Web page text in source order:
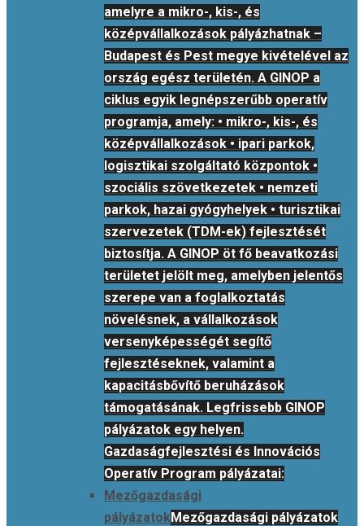
amelyre a mikro-, kis-, és
középvállalkozások pályázhatnak –
Budapest és Pest megye kivételével az
ország egész területén. A GINOP a
ciklus egyik legnépszerűbb operatív
programja, amely: • mikro-, kis-, és
középvállalkozások • ipari parkok,
logisztikai szolgáltató központok •
szociális szövetkezetek • nemzeti
parkok, hazai gyógyhelyek • turisztikai
szervezetek (TDM-ek) fejlesztését
biztosítja. A GINOP öt fő beavatkozási
területet jelölt meg, amelyben jelentős
szerepe van a foglalkoztatás
növelésnek, a vállalkozások
versenyképességét segítő
fejlesztéseknek, valamint a
kapacitásbővítő beruházások
támogatásának. Legfrissebb GINOP
pályázatok egy helyen.
Gazdaságfejlesztési és Innovációs
Operatív Program pályázatai:
Mezőgazdasági
pályázatokMezőgazdasági pályázatok